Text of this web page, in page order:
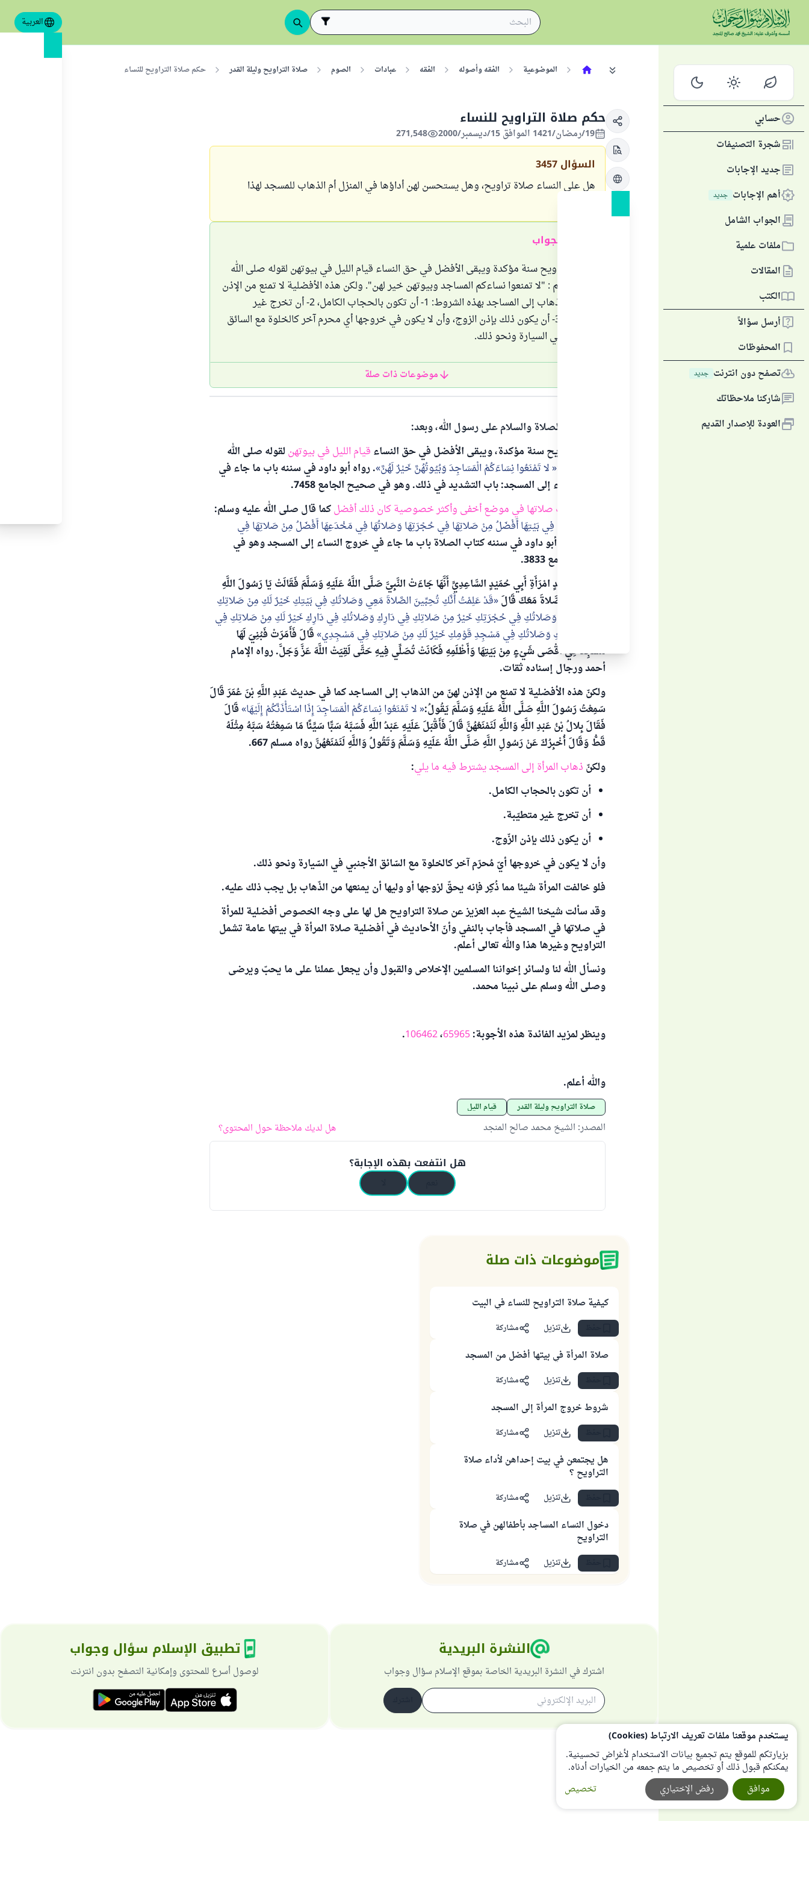
العربية
حسابي
شجرة التصنيفات
جديد الإجابات
أهم الإجابات جديد
الجواب الشامل
ملفات علمية
المقالات
الكتب
أرسل سؤالاً
المحفوظات
تصفح دون انترنت جديد
شاركنا ملاحظاتك
العودة للإصدار القديم
الموضوعية الفقه وأصوله الفقه عبادات الصوم صلاة التراويح وليلة القدر حكم صلاة التراويح للنساء
حكم صلاة التراويح للنساء
19/رمضان/1421 الموافق 15/ديسمبر/2000 271,548
السؤال 3457
هل على النساء صلاة تراويح، وهل يستحسن لهن أداؤها في المنزل أم الذهاب للمسجد لهذا
ملخص الجواب
صلاة التراويح سنة مؤكدة ويبقى الأفضل في حق النساء قيام الليل في بيوتهن لقوله صلى الله
عليه وسلم : "لا تمنعوا نساءكم المساجد وبيوتهن خير لهن". ولكن هذه الأفضلية لا تمنع من الإذن
لهن من الذهاب إلى المساجد بهذه الشروط: 1- أن تكون بالحجاب الكامل، 2- أن تخرج غير
متطيبة، 3- أن يكون ذلك بإذن الزوج، وأن لا يكون في خروجها أي محرم آخر كالخلوة مع السائق
الأجنبي في السيارة ونحو ذلك.
موضوعات ذات صلة
الحمد لله والصلاة والسلام على رسول الله، وبعد:
صلاة التراويح سنة مؤكدة، ويبقى الأفضل في حق النساء قيام الليل في بيوتهن لقوله صلى الله
لا تَمْنَعُوا نِسَاءَكُمْ الْمَسَاجِدَ وَبُيُوتُهُنَّ خَيْرٌ لَهُنَّ . رواه أبو داود في سننه باب ما جاء في
خروج النساء إلى المسجد: باب التشديد في ذلك. وهو في صحيح الجامع 7458.
بل كلّما كانت صلاتها في موضع أخفى وأكثر خصوصية كان ذلك أفضلكما قال صلى الله عليه وسلم:
صَلاةُ الْمَرْأَةِ فِي بَيْتِهَا أَفْضَلُ مِنْ صَلاتِهَا فِي حُجْرَتِهَا وَصَلاتُهَا فِي مَخْدَعِهَا أَفْضَلُ مِنْ صَلاتِهَا فِي
. رواه أبو داود في سننه كتاب الصلاة باب ما جاء في خروج النساء إلى المسجد وهو في
صحيح الجامع 3833.
وعن أُمِّ حُمَيْدٍ امْرَأَةِ أَبِي حُمَيْدٍ السَّاعِدِيِّ أَنَّهَا جَاءَتْ النَّبِيَّ صَلَّى اللَّهُ عَلَيْهِ وَسَلَّمَ فَقَالَتْ يَا رَسُولَ اللَّهِ
إِنِّي أُحِبُّ الصَّلاةَ مَعَكَ قَالَ قَدْ عَلِمْتُ أَنَّكِ تُحِبِّينَ الصَّلاةَ مَعِي وَصَلاتُكِ فِي بَيْتِكِ خَيْرٌ لَكِ مِنْ صَلاتِكِ
فِي حُجْرَتِكِ وَصَلاتُكِ فِي حُجْرَتِكِ خَيْرٌ مِنْ صَلاتِكِ فِي دَارِكِ وَصَلاتُكِ فِي دَارِكِ خَيْرٌ لَكِ مِنْ صَلاتِكِ فِي
مَسْجِدِ قَوْمِكِ وَصَلاتُكِ فِي مَسْجِدِ قَوْمِكِ خَيْرٌ لَكِ مِنْ صَلاتِكِ فِي مَسْجِدِي قَالَ فَأَمَرَتْ فَبُنِيَ لَهَا
مَسْجِدٌ فِي أَقْصَى شَيْءٍ مِنْ بَيْتِهَا وَأَظْلَمِهِ فَكَانَتْ تُصَلِّي فِيهِ حَتَّى لَقِيَتْ اللَّهَ عَزَّ وَجَلَّ. رواه الإمام
أحمد ورجال إسناده ثقات.
ولكنّ هذه الأفضلية لا تمنع من الإذن لهنّ من الذهاب إلى المساجد كما في حديث عَبْدِ اللَّهِ بْنَ عُمَرَ قَالَ
سَمِعْتُ رَسُولَ اللَّهِ صَلَّى اللَّهُ عَلَيْهِ وَسَلَّمَ يَقُولُ: لا تَمْنَعُوا نِسَاءَكُمْ الْمَسَاجِدَ إِذَا اسْتَأْذَنَّكُمْ إِلَيْهَا قَالَ
فَقَالَ بِلالُ بْنُ عَبْدِ اللَّهِ وَاللَّهِ لَنَمْنَعُهُنَّ قَالَ فَأَقْبَلَ عَلَيْهِ عَبْدُ اللَّهِ فَسَبَّهُ سَبًّا سَيِّئًا مَا سَمِعْتُهُ سَبَّهُ مِثْلَهُ
قَطُّ وَقَالَ أُخْبِرُكَ عَنْ رَسُولِ اللَّهِ صَلَّى اللَّهُ عَلَيْهِ وَسَلَّمَ وَتَقُولُ وَاللَّهِ لَنَمْنَعُهُنَّ رواه مسلم 667.
ولكنّ ذهاب المرأة إلى المسجد يشترط فيه ما يلي:
أن تكون بالحجاب الكامل.
أن تخرج غير متطيّبة.
أن يكون ذلك بإذن الزّوج.
وأن لا يكون في خروجها أيّ مُحرّم آخر كالخلوة مع السّائق الأجنبي في السّيارة ونحو ذلك.
فلو خالفت المرأة شيئا مما ذُكِر فإنه يحقّ لزوجها أو وليها أن يمنعها من الذّهاب بل يجب ذلك عليه.
وقد سألت شيخنا الشيخ عبد العزيز عن صلاة التراويح هل لها على وجه الخصوص أفضلية للمرأة
في صلاتها في المسجد فأجاب بالنفي وأنّ الأحاديث في أفضلية صلاة المرأة في بيتها عامة تشمل
التراويح وغيرها هذا والله تعالى أعلم.
ونسأل الله لنا ولسائر إخواننا المسلمين الإخلاص والقبول وأن يجعل عملنا على ما يحبّ ويرضى
وصلى الله وسلم على نبينا محمد.
وينظر لمزيد الفائدة هذه الأجوبة:65965،106462
.
والله أعلم.
صلاة التراويح وليلة القدر قيام الليل
المصدر: الشيخ محمد صالح المنجد هل لديك ملاحظة حول المحتوى؟
هل انتفعت بهذه الإجابة؟
موضوعات ذات صلة
كيفية صلاة التراويح للنساء في البيت
تنزيل مشاركة
صلاة المرأة في بيتها أفضل من المسجد
تنزيل مشاركة
شروط خروج المرأة إلى المسجد
تنزيل مشاركة
هل يجتمعن في بيت إحداهن لأداء صلاة
التراويح ؟
تنزيل مشاركة
دخول النساء المساجد بأطفالهن في صلاة
التراويح
تنزيل مشاركة
النشرة البريدية
اشترك في النشرة البريدية الخاصة بموقع الإسلام سؤال وجواب
تطبيق الإسلام سؤال وجواب
لوصول أسرع للمحتوى وإمكانية التصفح بدون انترنت
يستخدم موقعنا ملفات تعريف الارتباط (Cookies)
بزيارتكم للموقع يتم تجميع بيانات الاستخدام لأغراض تحسينية.
يمكنكم قبول ذلك أو تخصيص ما يتم جمعه من الخيارات أدناه.
تخصيص
رفض الإختياري موافق